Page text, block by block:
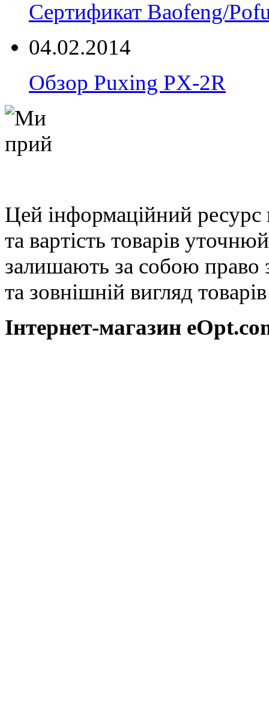
Сертификат Baofeng/
04.02.2014
Обзор Puxing PX-2R
Цей інформаційний
та вартість товарів
залишають за собою право
та зовнішній вигляд
Інтернет-магазин